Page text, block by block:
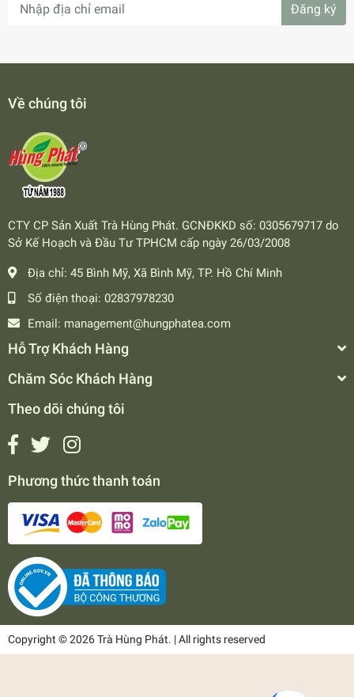
Đăng ký
Về chúng tôi
CTY CP Sản Xuất Trà Hùng Phát. GCNĐKKD số: 0305679717 do
Sở Kế Hoạch và Đầu Tư TPHCM cấp ngày 26/03/2008
Địa chỉ: 45 Bình Mỹ, Xã Bình Mỹ, TP. Hồ Chí Minh
Số điện thoại: 02837978230
Email: management@hungphatea.com
Hỗ Trợ Khách Hàng
Chăm Sóc Khách Hàng
Theo dõi chúng tôi
Phương thức thanh toán
Copyright © 2026 Trà Hùng Phát. | All rights reserved